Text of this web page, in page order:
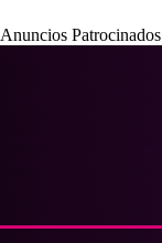
Anuncios Patrocinados